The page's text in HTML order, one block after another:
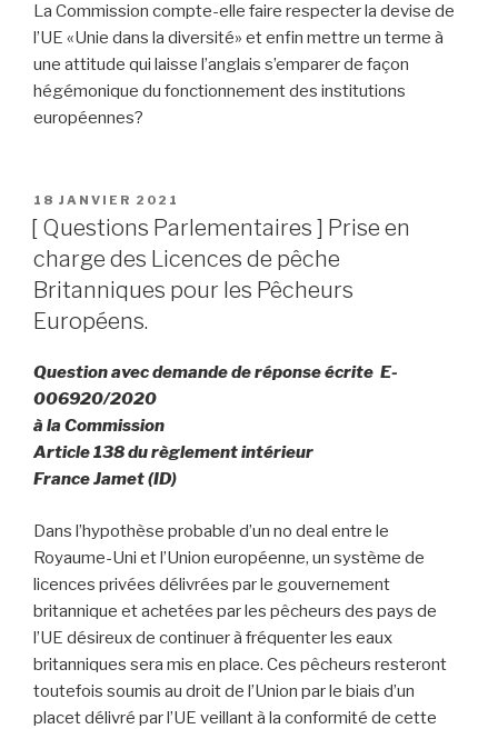
La Commission compte-elle faire respecter la devise de
l’UE «Unie dans la diversité» et enfin mettre un terme à
une attitude qui laisse l’anglais s’emparer de façon
hégémonique du fonctionnement des institutions
européennes?
PUBLIÉ
LE
18 JANVIER 2021
[ Questions Parlementaires ] Prise en
charge des Licences de pêche
Britanniques pour les Pêcheurs
Européens.
Question avec demande de réponse écrite E-
006920/2020
à la Commission
Article 138 du règlement intérieur
France Jamet (ID)
Dans l’hypothèse probable d’un no deal entre le
Royaume-Uni et l’Union européenne, un système de
licences privées délivrées par le gouvernement
britannique et achetées par les pêcheurs des pays de
l’UE désireux de continuer à fréquenter les eaux
britanniques sera mis en place. Ces pêcheurs resteront
toutefois soumis au droit de l’Union par le biais d’un
placet délivré par l’UE veillant à la conformité de cette